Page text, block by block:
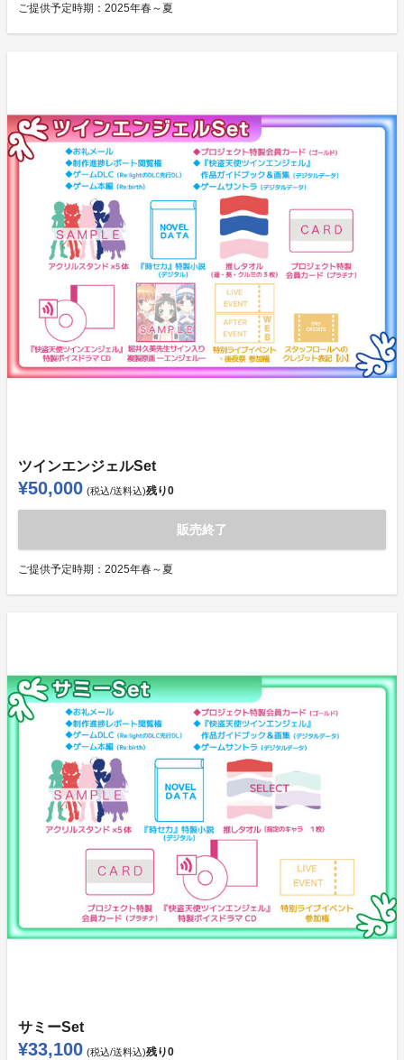
ご提供予定時期： 2025年春～夏
ツインエンジェルSet
¥50,000 (税込/送料込)残り0
販売終了
ご提供予定時期： 2025年春～夏
サミーSet
¥33,100 (税込/送料込)残り0